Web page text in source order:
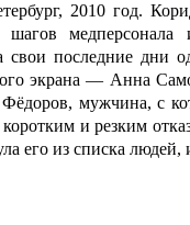
2010 год.
шагов
свои последние дни
экрана — Анна
мужчина, с
коротким и резким
его из списка